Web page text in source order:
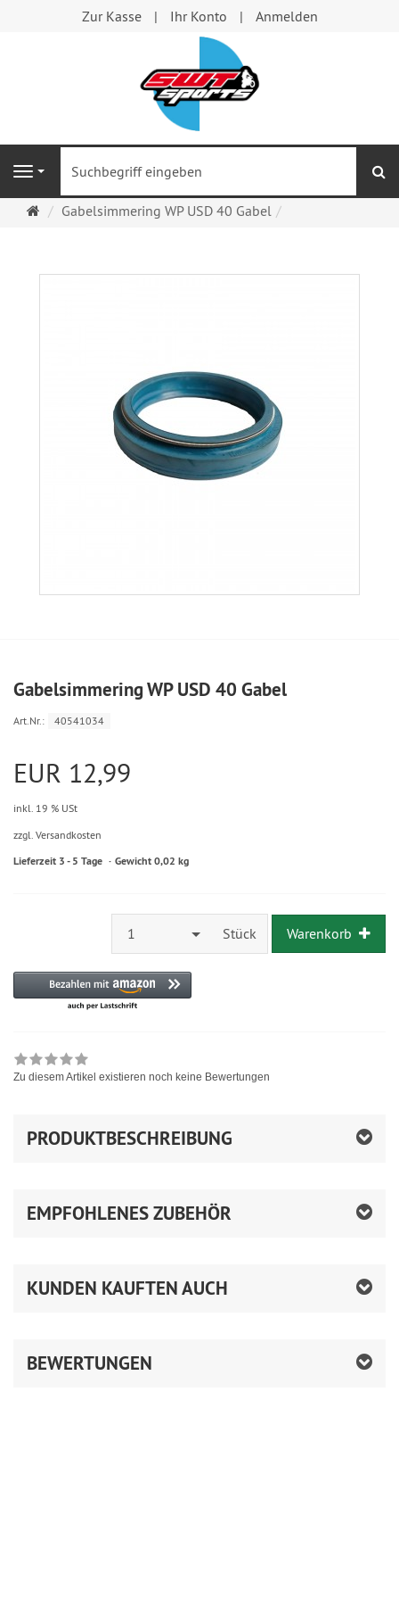
Zur Kasse Ihr Konto Anmelden
Navigation
Startseite
Gabelsimmering WP USD 40 Gabel
Gabelsimmering WP USD 40 Gabel
Art.Nr.: 40541034
EUR 12,99
inkl. 19 % USt
zzgl. Versandkosten
Lieferzeit 3 - 5 Tage Gewicht 0,02 kg
1 Stück Warenkorb
Zu diesem Artikel existieren noch keine Bewertungen
PRODUKTBESCHREIBUNG
EMPFOHLENES ZUBEHÖR
KUNDEN KAUFTEN AUCH
BEWERTUNGEN